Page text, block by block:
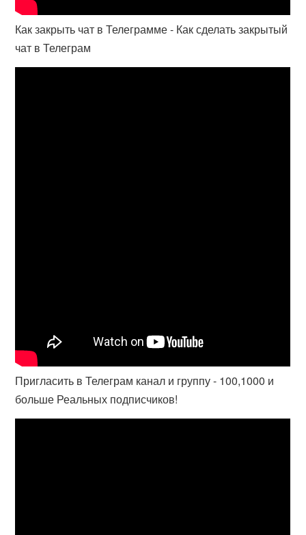
Как закрыть чат в Телеграмме - Как сделать закрытый
чат в Телеграм
Пригласить в Телеграм канал и группу - 100,1000 и
больше Реальных подписчиков!